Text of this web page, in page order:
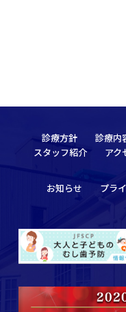
診療方針 診療内
スタッフ紹介
アク
お知らせ
プラ